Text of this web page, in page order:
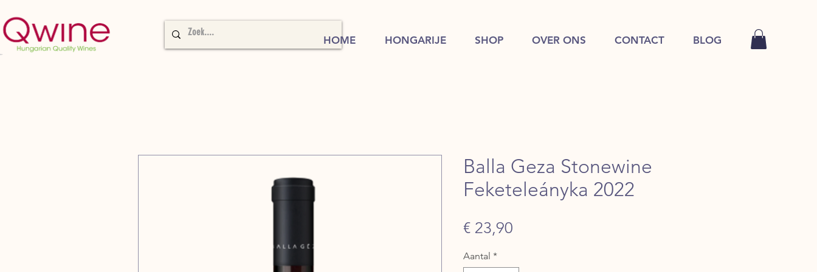
HOME HONGARIJE SHOP OVER ONS CONTACT BLOG
Balla Geza Stonewine
Feketeleányka 2022
€ 23,90
Aantal *